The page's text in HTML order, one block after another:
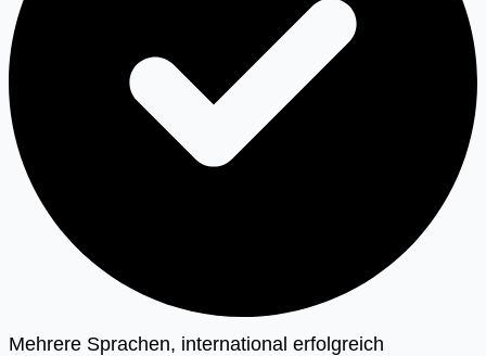
Mehrere Sprachen, international erfolgreich